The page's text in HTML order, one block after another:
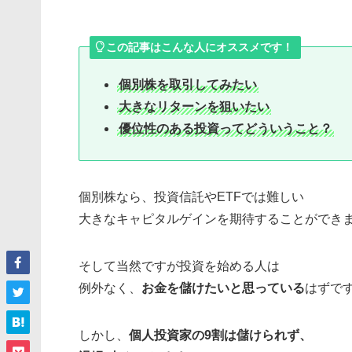
この記事はこんな人にオススメです！
個別株を取引してみたい
大きなリターンを狙いたい
優位性のある投資ってどういうこと？
個別株なら、投資信託やETFでは難しい
大きなキャピタルゲインを期待することができま
そして当然ですが投資を始める人は
例外なく、 お金を儲けたいと思っているはずで
しかし、 個人投資家の9割は儲けられず、